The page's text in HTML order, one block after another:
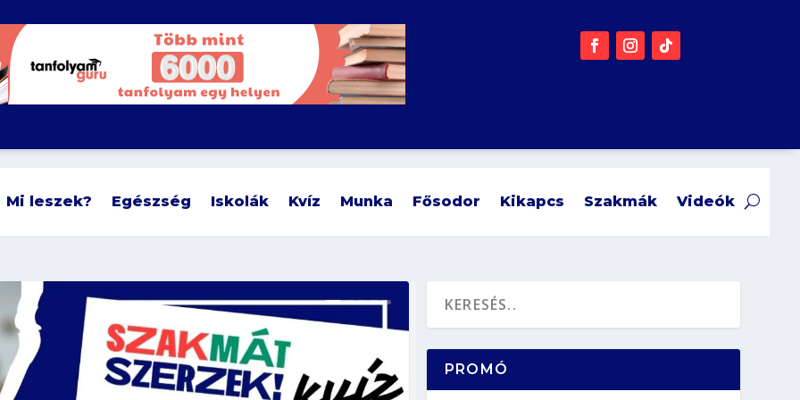
Mi leszek? Egészség Iskolák Kvíz Munka Fősodor Kikapcs Szakmák Videók
PROMÓ